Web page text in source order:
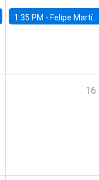
1:35 PM - Felipe Martínez, alumno Doctorado en Economía UC
16